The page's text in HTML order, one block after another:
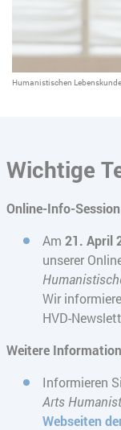
Humanistischen
Wichtige
Online-Info-
Am 21. April
unserer
Wir
HVD-
Weitere
Informieren
Arts
Webseiten